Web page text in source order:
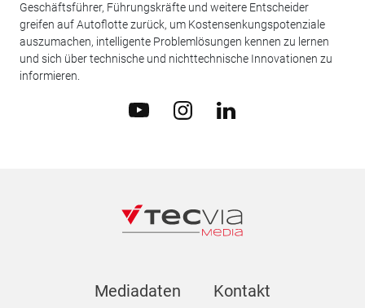
Geschäftsführer, Führungskräfte und weitere Entscheider
greifen auf Autoflotte zurück, um Kostensenkungspotenziale
auszumachen, intelligente Problemlösungen kennen zu lernen
und sich über technische und nichttechnische Innovationen zu
informieren.
Mediadaten Kontakt